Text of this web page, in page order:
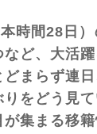
時間28日）
ど、大活
どまらず連
をどう見
が集まる移